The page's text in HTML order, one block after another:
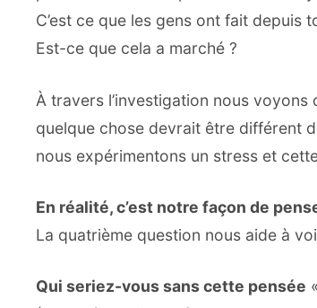
C’est ce que les gens ont fait depuis
Est-ce que cela a marché ?
À travers l’investigation nous
quelque chose devrait être différent
nous expérimentons un stress et
En réalité, c’est notre façon de
La quatrième question nous aide à
Qui seriez-vous sans cette pensée